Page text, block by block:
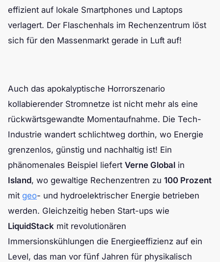
effizient auf lokale Smartphones und Laptops
verlagert. Der Flaschenhals im Rechenzentrum löst
sich für den Massenmarkt gerade in Luft auf!
Auch das apokalyptische Horrorszenario
kollabierender Stromnetze ist nicht mehr als eine
rückwärtsgewandte Momentaufnahme. Die Tech-
Industrie wandert schlichtweg dorthin, wo Energie
grenzenlos, günstig und nachhaltig ist! Ein
phänomenales Beispiel liefert Verne Global in
Island, wo gewaltige Rechenzentren zu 100 Prozent
mit geo- und hydroelektrischer Energie betrieben
werden. Gleichzeitig heben Start-ups wie
LiquidStack mit revolutionären
Immersionskühlungen die Energieeffizienz auf ein
Level, das man vor fünf Jahren für physikalisch